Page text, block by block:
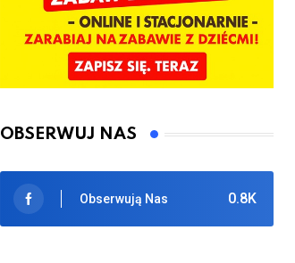
OBSERWUJ NAS
0.8K
Obserwują Nas